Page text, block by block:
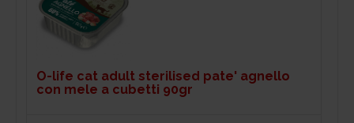
O-life cat adult sterilised pate' agnello
con mele a cubetti 90gr